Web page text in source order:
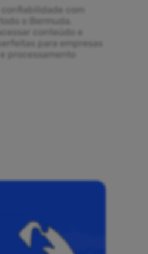
com
o Bermuda.
conteúdo e
para empresas
processamento